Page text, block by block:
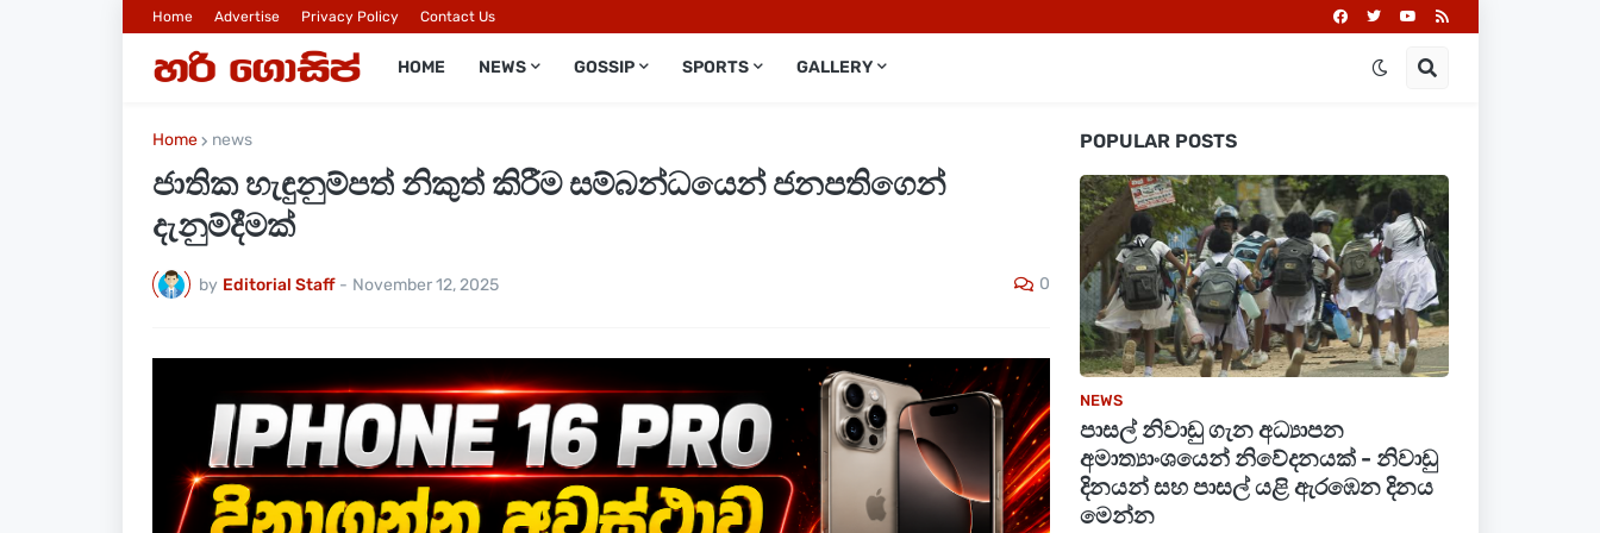
Home Advertise Privacy Policy Contact Us
HOME NEWS GOSSIP SPORTS GALLERY
Home news
ජාතික හැඳුනුම්පත් නිකුත් කිරීම සම්බන්ධයෙන් ජනපතිගෙන්
දැනුම්දීමක්
by Editorial Staff - November 12, 2025 0
POPULAR POSTS
NEWS
පාසල් නිවාඩු ගැන අධ්‍යාපන
අමාත්‍යාංශයෙන් නිවේදනයක් - නිවාඩු
දිනයන් සහ පාසල් යළි ඇරඹෙන දිනය
මෙන්න